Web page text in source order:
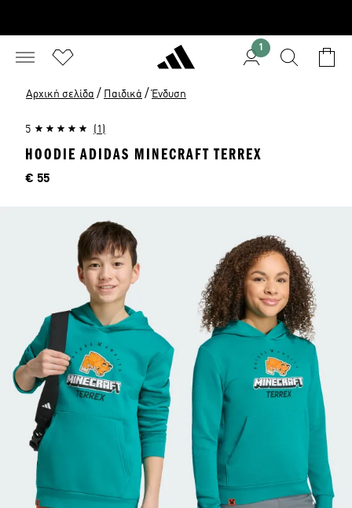
1
Αρχική σελίδα / Παιδικά / Ένδυση
5 (1)
HOODIE ADIDAS MINECRAFT TERREX
Τιμή
€ 55